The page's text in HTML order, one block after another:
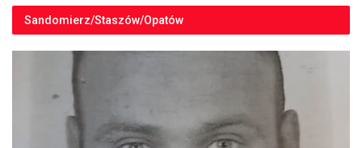
Sandomierz/Staszów/Opatów